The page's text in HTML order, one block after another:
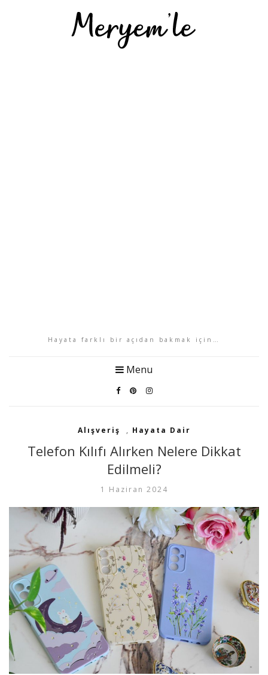
Hayata farklı bir açıdan bakmak için…
Menu
Alışveriş , Hayata Dair
Telefon Kılıfı Alırken Nelere Dikkat
Edilmeli?
1 Haziran 2024